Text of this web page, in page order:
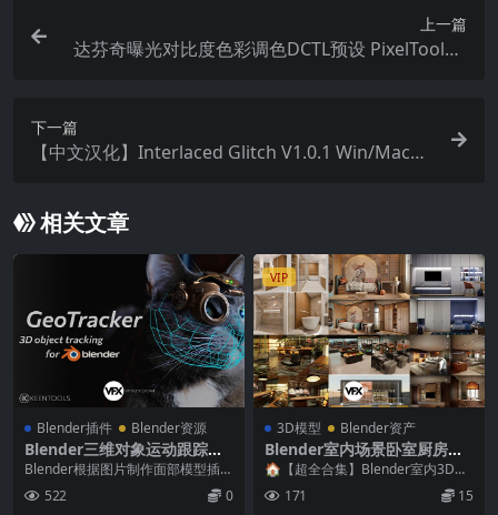
上一篇
达芬奇曝光对比度色彩调色DCTL预设 PixelTools –
下一篇
【中文汉化】Interlaced Glitch V1.0.1 Win/Mac破
相关文章
Blender插件 Blender资源
Blender三维对象运动跟踪插
件 KeenyTools FaceTracker
+FaceBuilder+GeoTracker V
2026.1 Win破解版
Blender根据图片制作面部模型插件
522 0
VIP
3D模型 Blender资产
Blender室内场景卧室厨房客
厅餐厅资产3D模型合集包
🏠【超全合集】Blender室内3D场
景模型库 | 190+套厨房客厅卧室餐
厅浴...
171 15